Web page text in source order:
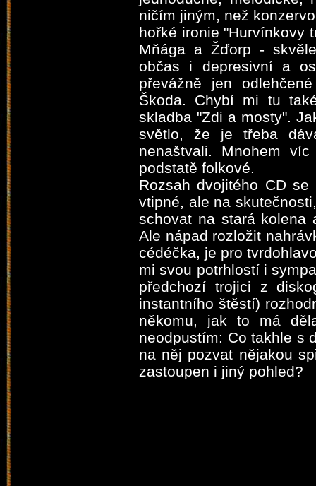
ničím jiným, než
hořké ironie "Hurvínkovy
Mňága a Žďorp -
občas i depresivní a
převážně jen
Škoda. Chybí mi tu
skladba "Zdi a mosty".
světlo, že je třeba
nenaštvali. Mnohem
podstatě folkové.
Rozsah dvojitého CD
vtipné, ale na
schovat na stará kolena
Ale nápad rozložit
cédéčka, je pro
mi svou potrhlostí i
předchozí trojici z
instantního štěstí)
někomu, jak to má
neodpustím: Co takhle s
na něj pozvat nějakou
zastoupen i jiný pohled?